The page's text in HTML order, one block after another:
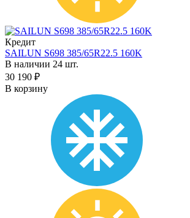
Кредит
SAILUN S698 385/65R22.5 160K
В наличии 24 шт.
30 190 ₽
В корзину